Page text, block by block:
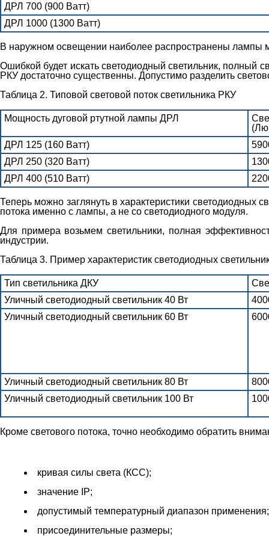
ДРЛ 700 (900 Ватт)
ДРЛ 1000 (1300 Ватт)
В наружном освещении наиболее распространены лампы
Ошибкой будет искать светодиодный светильник, полный
РКУ достаточно существенны. Допустимо разделить
Таблица 2. Типовой световой поток светильника РКУ
Мощность дуговой ртутной лампы ДРЛ
ДРЛ 125 (160 Ватт)
ДРЛ 250 (320 Ватт)
ДРЛ 400 (510 Ватт)
Теперь можно заглянуть в характеристики светодиодных
потока именно с лампы, а не со светодиодного модуля.
Для примера возьмем светильники, полная
индустрии.
Таблица 3. Пример характеристик светодиодных
Тип светильника ДКУ
Уличный светодиодный светильник 40 Вт
Уличный светодиодный светильник 60 Вт
Уличный светодиодный светильник 80 Вт
Уличный светодиодный светильник 100 Вт
Кроме светового потока, точно необходимо обратить
кривая силы света (КСС);
значение IP;
допустимый температурный диапазон применения;
присоединительные размеры;